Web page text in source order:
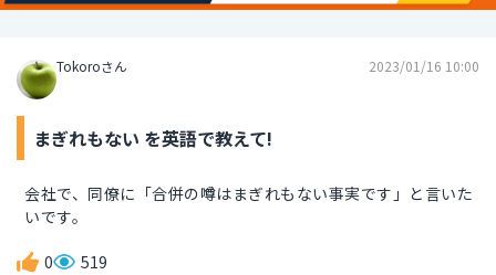
Tokoroさん 2023/01/16 10:00
まぎれもない を英語で教えて!
会社で、同僚に「合併の噂はまぎれもない事実です」と言いた
いです。
0 519